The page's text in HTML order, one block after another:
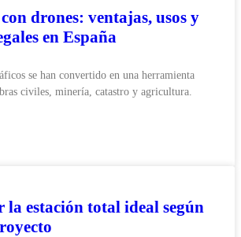
drones: ventajas, usos y
en España
se han convertido en una herramienta
civiles, minería, catastro y agricultura.
la estación total ideal según